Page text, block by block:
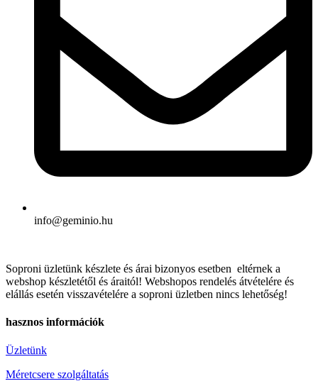
info@geminio.hu
Soproni üzletünk készlete és árai bizonyos esetben eltérnek a
webshop készletétől és áraitól! Webshopos rendelés átvételére és
elállás esetén visszavételére a soproni üzletben nincs lehetőség!
hasznos információk
Üzletünk
Méretcsere szolgáltatás